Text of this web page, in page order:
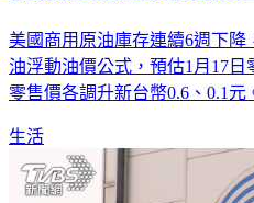
美國商用原油庫存連續6週下
油浮動油價公式，預估1月17
零售價各調升新台幣0.6、0.1元
生活